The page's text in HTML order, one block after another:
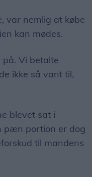
var nemlig at købe
kan mødes.
Vi betalte
ikke så vant til,
blevet sat i
pæn portion er dog
til mandens